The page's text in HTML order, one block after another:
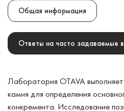
Общая информация
Ответы на часто задаваемые
Лаборатория OTAVA
камня для определения
конкремента. Исследование